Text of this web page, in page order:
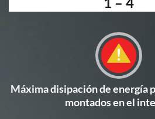
Máxima disipación de energía
montados en el